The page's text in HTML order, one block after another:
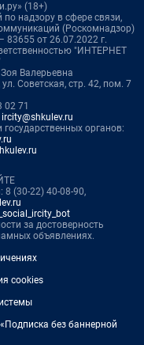
(18+)
надзору в сфере связи,
(Роскомнадзор)
от 26.07.2022 г.
"ИНТЕРНЕТ
Валерьевна
Советская, стр. 42, пом. 7
02 71
ircity@shkulev.ru
органов:
(30-22) 40-08-90,
за достоверность
объявлениях.
cookies
без баннерной